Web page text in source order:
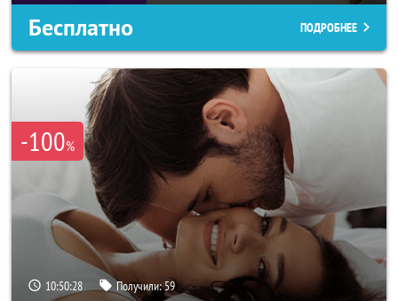
Бесплатно ПОДРОБНЕЕ
-100%
10:50:27 Получили:59